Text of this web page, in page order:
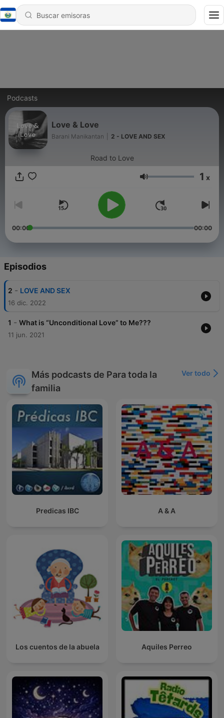
Podcasts
Love & Love
Barani Manikantan 2 - LOVE AND SEX
Road to Love
Volumen 1 x
00:00 00:00
Episodios
2 - LOVE AND SEX
16 dic. 2022
1 - What is “Unconditional Love” to Me???
11 jun. 2021
Más podcasts de Para toda la
familia
Ver todo
Predicas IBC A & A
Los cuentos de la abuela Aquiles Perreo